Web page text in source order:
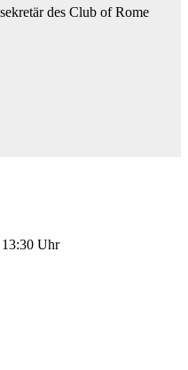
des Club of Rome
13:30 Uhr